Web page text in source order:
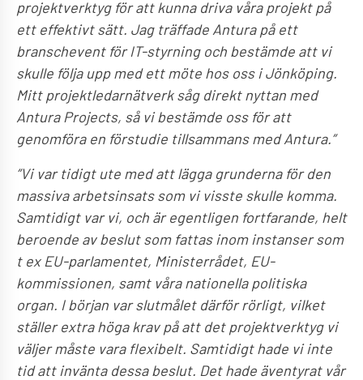
projektverktyg för att kunna driva våra projekt på
ett effektivt sätt. Jag träffade Antura på ett
branschevent för IT-styrning och bestämde att vi
skulle följa upp med ett möte hos oss i Jönköping.
Mitt projektledarnätverk såg direkt nyttan med
Antura Projects, så vi bestämde oss för att
genomföra en förstudie tillsammans med Antura.”
”Vi var tidigt ute med att lägga grunderna för den
massiva arbetsinsats som vi visste skulle komma.
Samtidigt var vi, och är egentligen fortfarande, helt
beroende av beslut som fattas inom instanser som
t ex EU-parlamentet, Ministerrådet, EU-
kommissionen, samt våra nationella politiska
organ. I början var slutmålet därför rörligt, vilket
ställer extra höga krav på att det projektverktyg vi
väljer måste vara flexibelt. Samtidigt hade vi inte
tid att invänta dessa beslut. Det hade äventyrat vår